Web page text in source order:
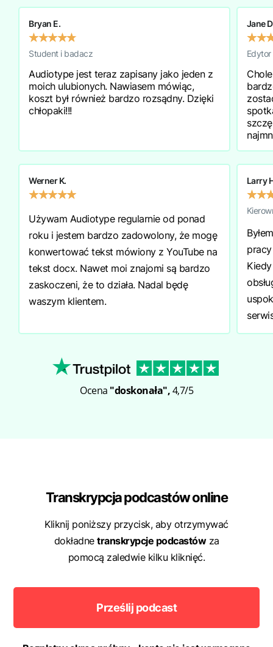
Bryan E.
★★★★★
Student i badacz
Audiotype jest teraz zapisany jako jeden z
moich ulubionych. Nawiasem mówiąc,
koszt był również bardzo rozsądny. Dzięki
chłopaki!!!
Jane
★★
Werner K.
★★★★★
Używam Audiotype regularnie od ponad
roku i jestem bardzo zadowolony, że mogę
konwertować tekst mówiony z YouTube na
tekst docx. Nawet moi znajomi są bardzo
zaskoczeni, że to działa. Nadal będę
waszym klientem.
Larry
★★
Ocena "doskonała",4,7/5
Transkrypcja podcastów online
Kliknij poniższy przycisk, aby otrzymywać
dokładne transkrypcje podcastówza
pomocą zaledwie kilku kliknięć.
Prześlij podcast